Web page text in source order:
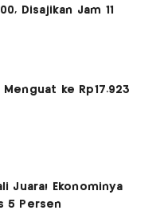
Disajikan Jam 11
ke Rp17.923
Juara! Ekonominya
5 Persen